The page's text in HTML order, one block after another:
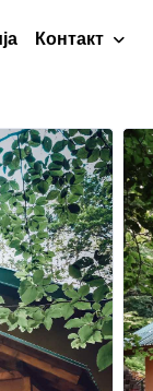
Контакт